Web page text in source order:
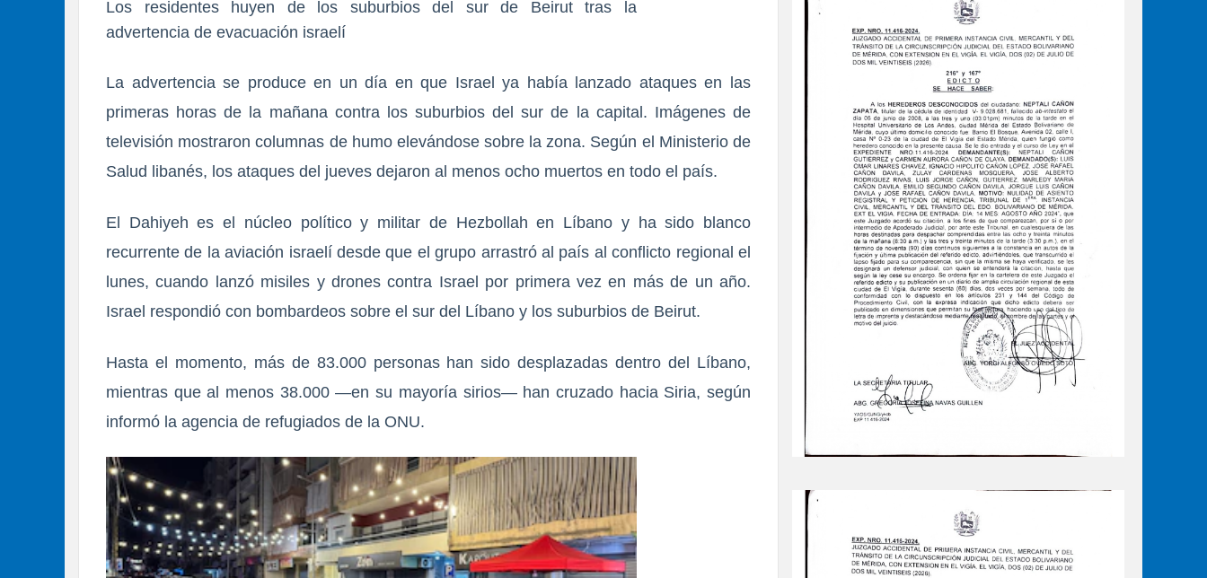
Los residentes huyen de los suburbios del sur de Beirut tras la
advertencia de evacuación israelí
La advertencia se produce en un día en que Israel ya había lanzado ataques en las
primeras horas de la mañana contra los suburbios del sur de la capital. Imágenes de
televisión mostraron columnas de humo elevándose sobre la zona. Según el Ministerio de
Salud libanés, los ataques del jueves dejaron al menos ocho muertos en todo el país.
El Dahiyeh es el núcleo político y militar de Hezbollah en Líbano y ha sido blanco
recurrente de la aviación israelí desde que el grupo arrastró al país al conflicto regional el
lunes, cuando lanzó misiles y drones contra Israel por primera vez en más de un año.
Israel respondió con bombardeos sobre el sur del Líbano y los suburbios de Beirut.
Hasta el momento, más de 83.000 personas han sido desplazadas dentro del Líbano,
mientras que al menos 38.000 —en su mayoría sirios— han cruzado hacia Siria, según
informó la agencia de refugiados de la ONU.